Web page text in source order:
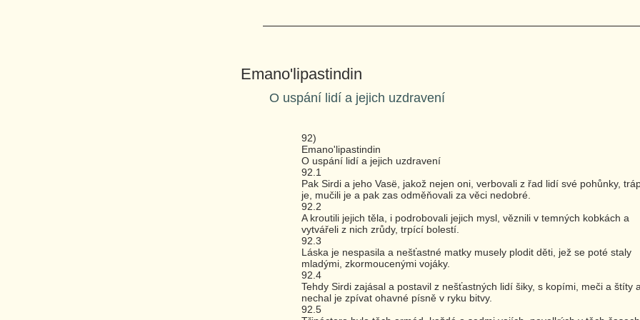
Emano'lipastindin
O uspání lidí a jejich uzdravení
92)
Emano'lipastindin
O uspání lidí a jejich uzdravení
92.1
Pak Sirdi a jeho Vasë, jakož nejen oni, verbovali z řad lidí své pohůnky,
je, mučili je a pak zas odměňovali za věci nedobré.
92.2
A kroutili jejich těla, i podrobovali jejich mysl, věznili v temných kobkách a
vytvářeli z nich zrůdy, trpící bolestí.
92.3
Láska je nespasila a nešťastné matky musely plodit děti, jež se poté staly
mladými, zkormoucenými vojáky.
92.4
Tehdy Sirdi zajásal a postavil z nešťastných lidí šiky, s kopími, meči a štíty
nechal je zpívat ohavné písně v ryku bitvy.
92.5